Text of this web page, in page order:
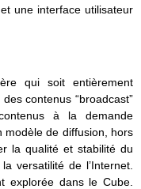
une interface utilisateur
qui soit entièrement
contenus “broadcast”
à la demande
modèle de diffusion, hors
la qualité et stabilité du
versatilité de l’Internet.
explorée dans le Cube.